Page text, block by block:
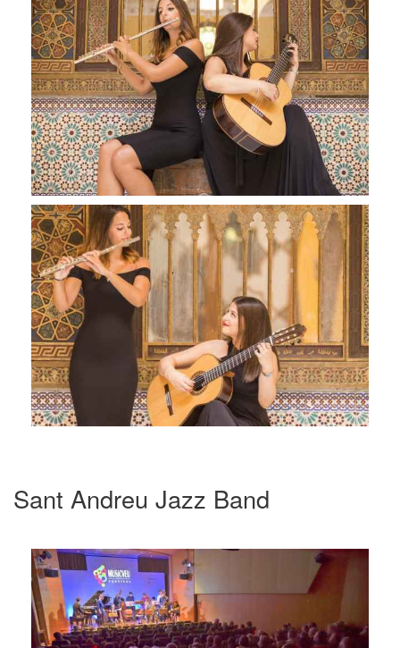
Sant Andreu Jazz Band